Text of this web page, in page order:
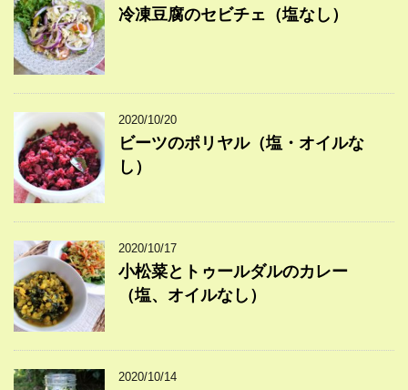
冷凍豆腐のセビチェ（塩なし）
2020/10/20
ビーツのポリヤル（塩・オイルな
し）
2020/10/17
小松菜とトゥールダルのカレー
（塩、オイルなし）
2020/10/14